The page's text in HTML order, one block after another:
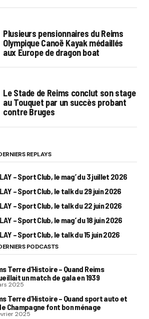
Plusieurs pensionnaires du Reims
Olympique Canoë Kayak médaillés
aux Europe de dragon boat
Le Stade de Reims conclut son stage
au Touquet par un succès probant
contre Bruges
REPLAYS
– Sport Club, le mag’ du 3 juillet 2026
– Sport Club, le talk du 29 juin 2026
– Sport Club, le talk du 22 juin 2026
– Sport Club, le mag’ du 18 juin 2026
– Sport Club, le talk du 15 juin 2026
PODCASTS
Terre d’Histoire – Quand Reims
un match de gala en 1939
2025
Terre d’Histoire – Quand sport auto et
Champagne font bon ménage
2025